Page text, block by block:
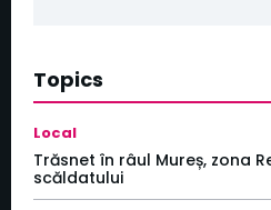
Topics
Local
Trăsnet în râul Mureș, zona
scăldatului